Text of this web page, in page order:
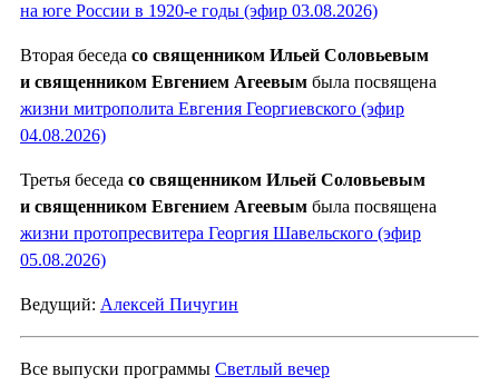
на юге России в 1920-е годы (эфир 03.08.2026)
Вторая беседа со священником Ильей Соловьевым
и священником Евгением Агеевым была посвящена
жизни митрополита Евгения Георгиевского (эфир
04.08.2026)
Третья беседа со священником Ильей Соловьевым
и священником Евгением Агеевым была посвящена
жизни протопресвитера Георгия Шавельского (эфир
05.08.2026)
Ведущий: Алексей Пичугин
Все выпуски программы Светлый вечер